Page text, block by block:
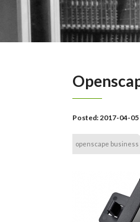
Posted:2017-04-05
openscape business